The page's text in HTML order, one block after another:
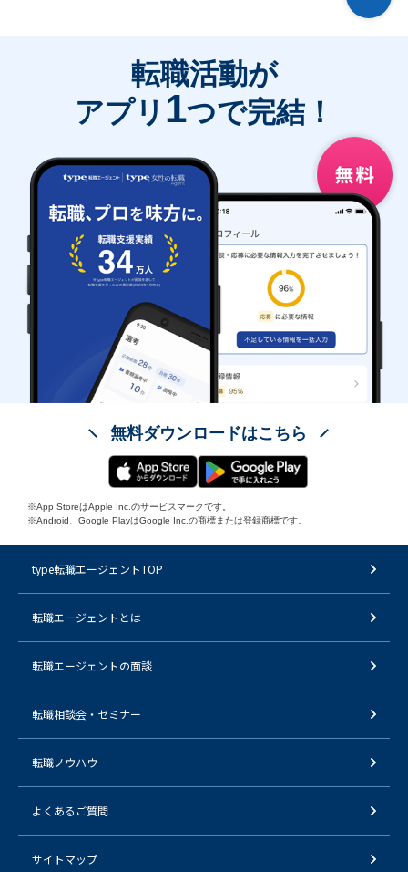
転職活動が
アプリ 1つで完結！
無料ダウンロードはこちら
※App StoreはApple Inc.のサービスマークです。
※Android、Google PlayはGoogle Inc.の商標または登録商標です。
type転職エージェントTOP
転職エージェントとは
転職エージェントの面談
転職相談会・セミナー
転職ノウハウ
よくあるご質問
サイトマップ